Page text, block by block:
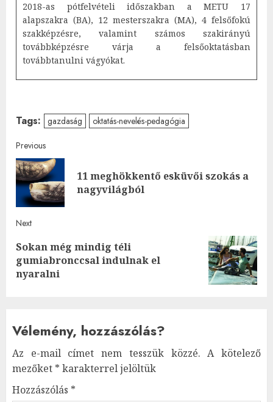
2018-as pótfelvételi időszakban a METU 17
alapszakra (BA), 12 mesterszakra (MA), 4 felsőfokú
szakképzésre, valamint számos szakirányú
továbbképzésre várja a felsőoktatásban
továbbtanulni vágyókat.
Tags: gazdaság oktatás-nevelés-pedagógia
Post
navigation
Previous
11 meghökkentő esküvői szokás a
nagyvilágból
Next
Next
post:
Sokan még mindig téli
gumiabronccsal indulnak el
nyaralni
Vélemény, hozzászólás?
Az e-mail címet nem tesszük közzé. A kötelező
mezőket * karakterrel jelöltük
Hozzászólás *